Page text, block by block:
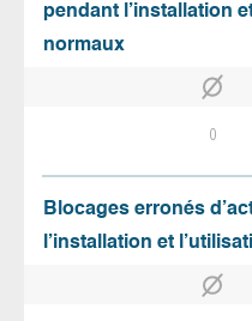
pendant l’installation
normaux
0
Blocages erronés
l’installation et